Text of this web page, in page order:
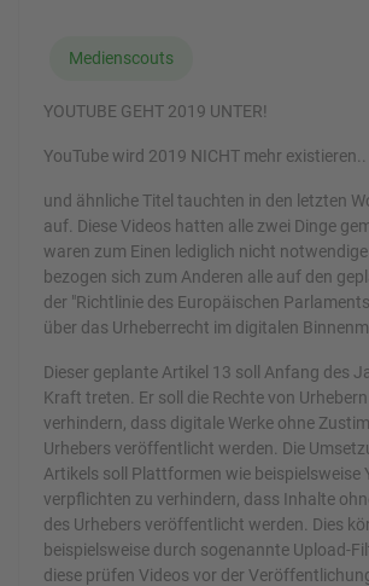
Medienscouts
YOUTUBE GEHT 2019 UNTER!
YouTube wird 2019 NICHT mehr existieren..
und ähnliche Titel tauchten in den letzten
auf. Diese Videos hatten alle zwei Dinge
waren zum Einen lediglich nicht
bezogen sich zum Anderen alle auf den
der "Richtlinie des Europäischen
über das Urheberrecht im digitalen
Dieser geplante Artikel 13 soll Anfang des
Kraft treten. Er soll die Rechte von
verhindern, dass digitale Werke ohne
Urhebers veröffentlicht werden. Die
Artikels soll Plattformen wie beispielsweise
verpflichten zu verhindern, dass Inhalte
des Urhebers veröffentlicht werden. Dies
beispielsweise durch sogenannte Upload-
diese prüfen Videos vor der